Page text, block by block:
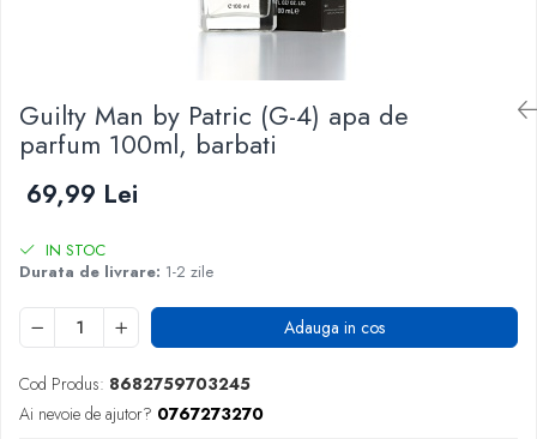
Guilty Man by Patric (G-4) apa de
parfum 100ml, barbati
69,99 Lei
IN STOC
Durata de livrare: 1-2 zile
Adauga in cos
Cod Produs: 8682759703245
Ai nevoie de ajutor? 0767273270